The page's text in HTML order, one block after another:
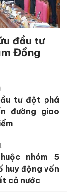
đầu tư
Đồng
tư đột phá
đường giao
nhóm 5
huy động vốn
cả nước